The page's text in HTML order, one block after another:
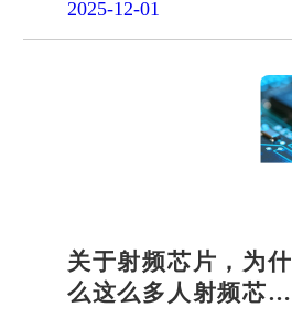
2025-12-01
关于射频芯片，为什
么这么多人射频芯片